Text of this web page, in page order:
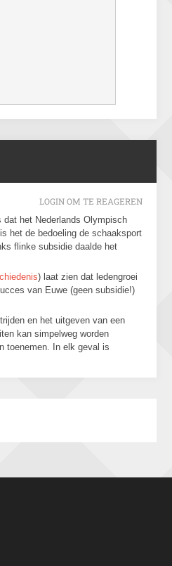
het Nederlands Olympisch
het de bedoeling de schaaksport
flinke subsidie daalde het
) laat zien dat ledengroei
van Euwe (geen subsidie!)
en het uitgeven van een
kan simpelweg worden
toenemen. In elk geval is
LOGIN OM TE REAGEREN